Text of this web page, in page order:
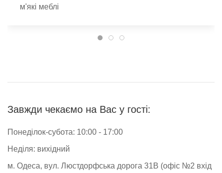
м'які меблі
Завжди чекаємо на Вас у гості:
Понеділок-субота: 10:00 - 17:00
Неділя: вихідний
м. Одеса, вул. Люстдорфська дорога 31В (офіс №2 вхід